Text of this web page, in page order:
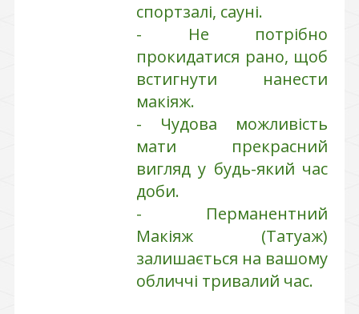
спортзалі, сауні.
- Не потрібно
прокидатися рано, щоб
встигнути нанести
макіяж.
- Чудова можливість
мати прекрасний
вигляд у будь-який час
доби.
- Перманентний
Макіяж (Татуаж)
залишається на вашому
обличчі тривалий час.